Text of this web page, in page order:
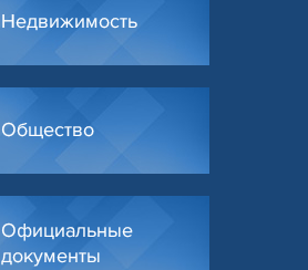
Недвижимость
Общество
Официальные
документы